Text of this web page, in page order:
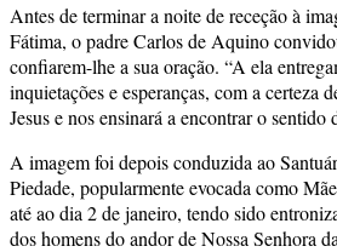
Antes de terminar a noite de receção à
Fátima, o padre Carlos de Aquino
confiarem-lhe a sua oração. “A ela
inquietações e esperanças, com a certeza
Jesus e nos ensinará a encontrar o
A imagem foi depois conduzida ao
Piedade, popularmente evocada como
até ao dia 2 de janeiro, tendo sido
dos homens do andor de Nossa Senhora